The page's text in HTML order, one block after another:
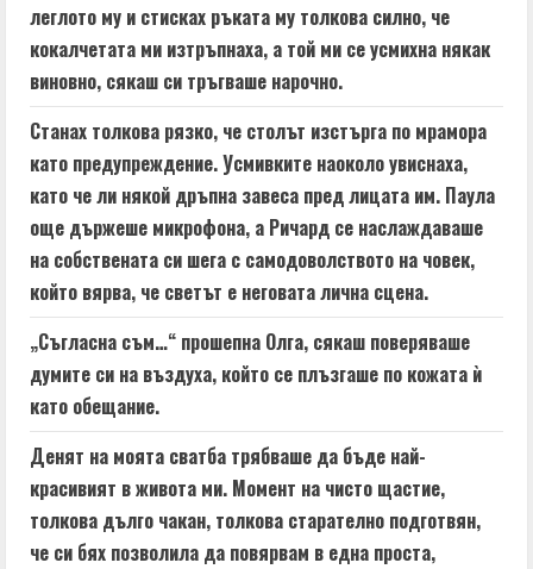
леглото му и стисках ръката му толкова силно, че
кокалчетата ми изтръпнаха, а той ми се усмихна някак
виновно, сякаш си тръгваше нарочно.
Станах толкова рязко, че столът изстърга по мрамора
като предупреждение. Усмивките наоколо увиснаха,
като че ли някой дръпна завеса пред лицата им. Паула
още държеше микрофона, а Ричард се наслаждаваше
на собствената си шега с самодоволството на човек,
който вярва, че светът е неговата лична сцена.
„Съгласна съм…“ прошепна Олга, сякаш поверяваше
думите си на въздуха, който се плъзгаше по кожата ѝ
като обещание.
Денят на моята сватба трябваше да бъде най-
красивият в живота ми. Момент на чисто щастие,
толкова дълго чакан, толкова старателно подготвян,
че си бях позволила да повярвам в една проста,